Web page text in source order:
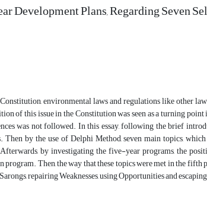
Development Plans, Regarding Seven
environmental laws and regulations like other
of this issue in the Constitution was seen as a turning
was not followed. In this essay, following the brief
Then by the use of Delphi Method, seven main topics,
by investigating the five-year programs, the
Then, the way that these topics were met in the
repairing Weaknesses, using Opportunities and